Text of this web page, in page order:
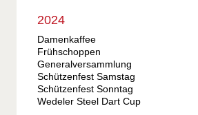
2024
Damenkaffee
Frühschoppen
Generalversammlung
Schützenfest Samstag
Schützenfest Sonntag
Wedeler Steel Dart Cup